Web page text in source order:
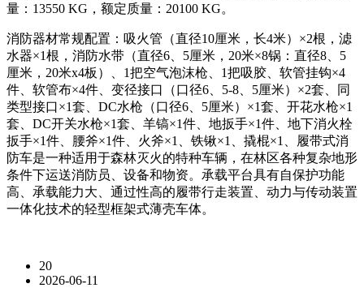
量：13550 KG，额定质量：20100 KG。
消防器材常规配置：吸火管（直径10厘米，长4米）×2根，滤
水器×1根，消防水带（直径6、5厘米，20米×8锅：直径8、5
厘米，20米x4板）、1把空气泡沫枪、1把吸胶、软管挂钩×4
件、软管布×4件、变径接口（口径6、5-8、5厘米）×2套、同
类型接口×1套、DC水枪（口径6、5厘米）×1套、开花水枪×1
套、DC开关水枪×1套、羊镐×1件、地扳手×1件、地下消火栓
扳手×1件、腰斧×1件、火斧×1、铁锹×1、撬棍×1、履带式消
防车是一种适用于森林灭火的特种车辆，在林区各种复杂地形
条件下运送消防员、设备和物资。承载平台具有自保护功能
高、承载能力大、通过性高的履带行走装置、动力与传动装置
一体化技术的轻型框架式薄壳车体。
20
2026-06-11